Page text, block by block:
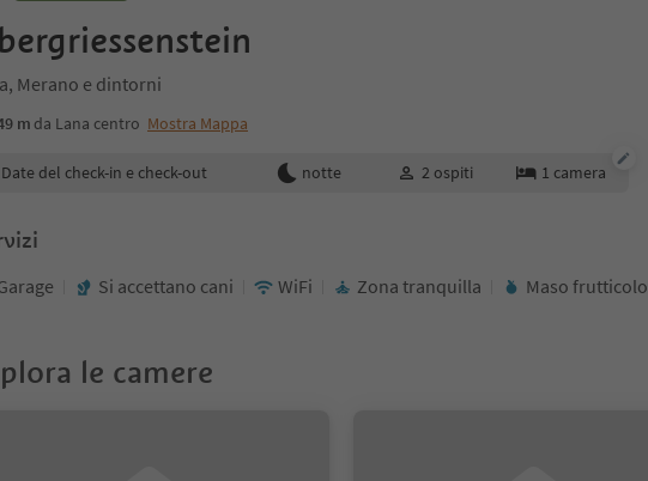
Merano e dintorni
m da Lana centro Mostra Mappa
i dettagli della prenotazione
Date del check-in e check-out notte 2 ospiti 1 camera
Si accettano cani WiFi Zona tranquilla Maso frutticolo
le camere